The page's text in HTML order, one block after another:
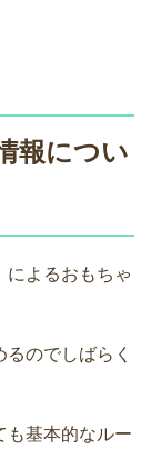
報につい
によるおもちゃ
のでしばらく
も基本的なルー